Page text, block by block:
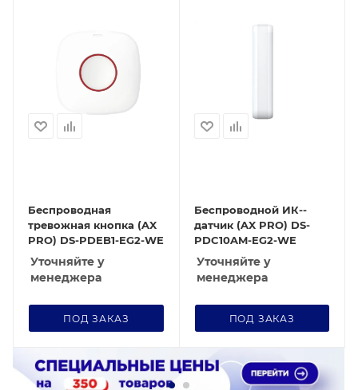
Беспроводная
тревожная кнопка (AX
PRO) DS-PDEB1-EG2-WE
Уточняйте у
менеджера
ПОД ЗАКАЗ
Беспроводной ИК--
датчик (AX PRO) DS-
PDC10AM-EG2-WE
Уточняйте у
менеджера
ПОД ЗАКАЗ